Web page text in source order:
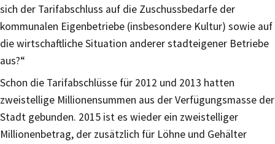
sich der Tarifabschluss auf die Zuschussbedarfe der
kommunalen Eigenbetriebe (insbesondere Kultur) sowie auf
die wirtschaftliche Situation anderer stadteigener Betriebe
aus?“
Schon die Tarifabschlüsse für 2012 und 2013 hatten
zweistellige Millionensummen aus der Verfügungsmasse der
Stadt gebunden. 2015 ist es wieder ein zweistelliger
Millionenbetrag, der zusätzlich für Löhne und Gehälter